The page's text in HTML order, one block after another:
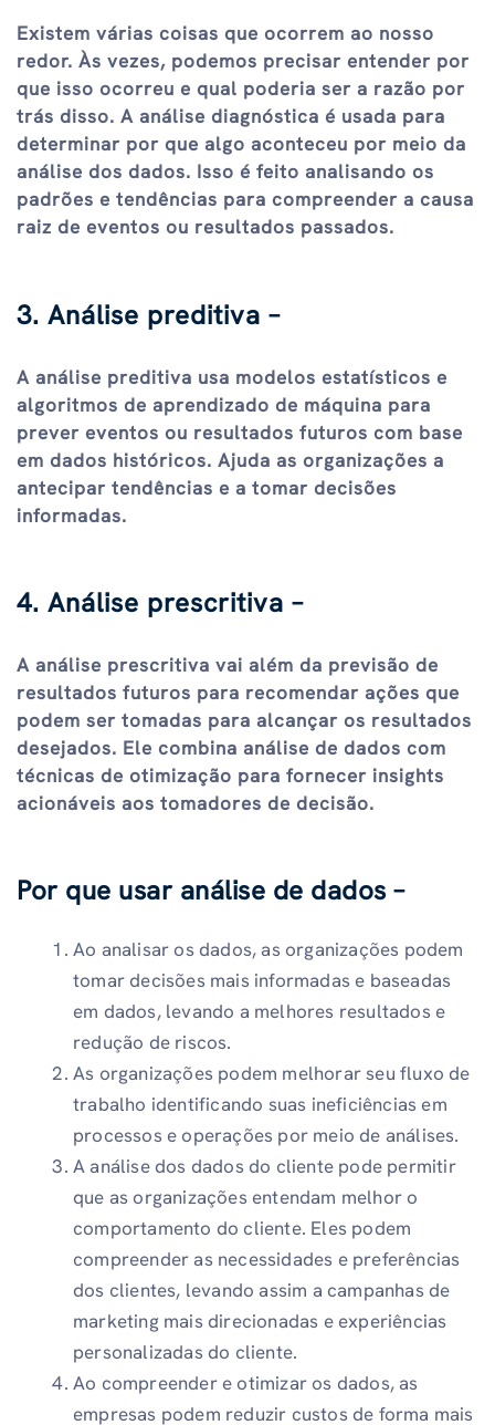
Existem várias coisas que ocorrem ao nosso
redor. Às vezes, podemos precisar entender por
que isso ocorreu e qual poderia ser a razão por
trás disso. A análise diagnóstica é usada para
determinar por que algo aconteceu por meio da
análise dos dados. Isso é feito analisando os
padrões e tendências para compreender a causa
raiz de eventos ou resultados passados.
3. Análise preditiva –
A análise preditiva usa modelos estatísticos e
algoritmos de aprendizado de máquina para
prever eventos ou resultados futuros com base
em dados históricos. Ajuda as organizações a
antecipar tendências e a tomar decisões
informadas.
4. Análise prescritiva –
A análise prescritiva vai além da previsão de
resultados futuros para recomendar ações que
podem ser tomadas para alcançar os resultados
desejados. Ele combina análise de dados com
técnicas de otimização para fornecer insights
acionáveis ​​aos tomadores de decisão.
Por que usar análise de dados –
Ao analisar os dados, as organizações podem
tomar decisões mais informadas e baseadas
em dados, levando a melhores resultados e
redução de riscos.
As organizações podem melhorar seu fluxo de
trabalho identificando suas ineficiências em
processos e operações por meio de análises.
A análise dos dados do cliente pode permitir
que as organizações entendam melhor o
comportamento do cliente. Eles podem
compreender as necessidades e preferências
dos clientes, levando assim a campanhas de
marketing mais direcionadas e experiências
personalizadas do cliente.
Ao compreender e otimizar os dados, as
empresas podem reduzir custos de forma mais